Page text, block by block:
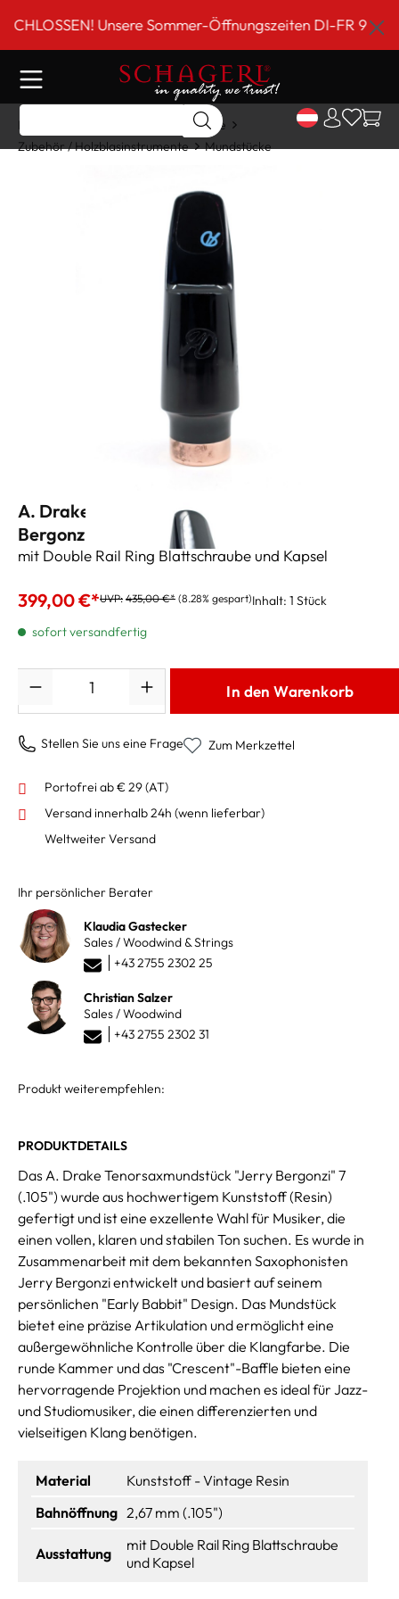
springen
Unsere Sommer-Öffnungszeiten DI-FR 9 bis 18
Home
Holzblasinstrumente
Zubehör / Holzblasinstrumente
Mundstücke
A. Drake Tenorsaxmundstück "Jerry
Bergonzi" 7 (.105")
mit Double Rail Ring Blattschraube und Kapsel
399,00 €*UVP: 435,00 €* (8.28% gespart)Inhalt: 1 Stück
sofort versandfertig
In den Warenkorb
Stellen Sie uns eine Frage Zum Merkzettel
Portofrei ab € 29 (AT)
Versand innerhalb 24h (wenn lieferbar)
Weltweiter Versand
Ihr persönlicher Berater
Klaudia Gastecker
Sales / Woodwind & Strings
+43 2755 2302 25
Christian Salzer
Sales / Woodwind
+43 2755 2302 31
Produkt weiterempfehlen:
PRODUKTDETAILS
Das A. Drake Tenorsaxmundstück "Jerry Bergonzi" 7
(.105") wurde aus hochwertigem Kunststoff (Resin)
gefertigt und ist eine exzellente Wahl für Musiker, die
einen vollen, klaren und stabilen Ton suchen. Es wurde in
Zusammenarbeit mit dem bekannten Saxophonisten
Jerry Bergonzi entwickelt und basiert auf seinem
persönlichen "Early Babbit" Design. Das Mundstück
bietet eine präzise Artikulation und ermöglicht eine
außergewöhnliche Kontrolle über die Klangfarbe. Die
runde Kammer und das "Crescent"-Baffle bieten eine
hervorragende Projektion und machen es ideal für Jazz-
und Studiomusiker, die einen differenzierten und
vielseitigen Klang benötigen.
Material
Kunststoff - Vintage Resin
Bahnöffnung 2,67 mm (.105")
Ausstattung
mit Double Rail Ring Blattschraube
und Kapsel